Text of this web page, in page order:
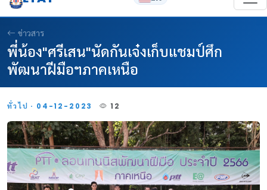
ข่าวสาร
พี่น้อง"ศรีเสน"นัดกันเจ๋งเก็บแชมป์ศึก
พัฒนาฝีมือฯภาคเหนือ
ทั่วไป · 04-12-2023 12